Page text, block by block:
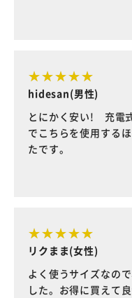
hidesan(男性)
とにかく安い! 充電
でこちらを使用する
たです。
リクまま(女性)
よく使うサイズなの
した。お得に買えて良